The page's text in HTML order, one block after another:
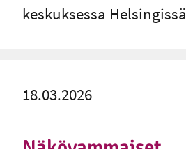
keskuksessa
18.03.2026